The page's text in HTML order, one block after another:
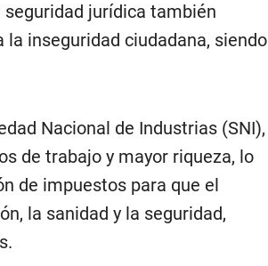
jurídica también
inseguridad ciudadana, siendo
Nacional de Industrias (SNI),
de trabajo y mayor riqueza, lo
de impuestos para que el
la sanidad y la seguridad,